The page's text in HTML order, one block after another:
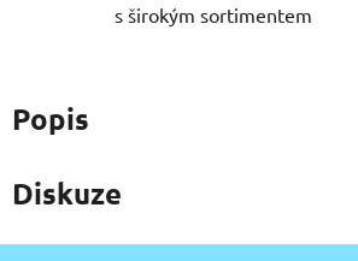
s širokým sortimentem
Popis
Diskuze